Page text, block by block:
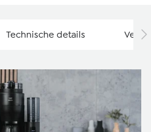
Technische details